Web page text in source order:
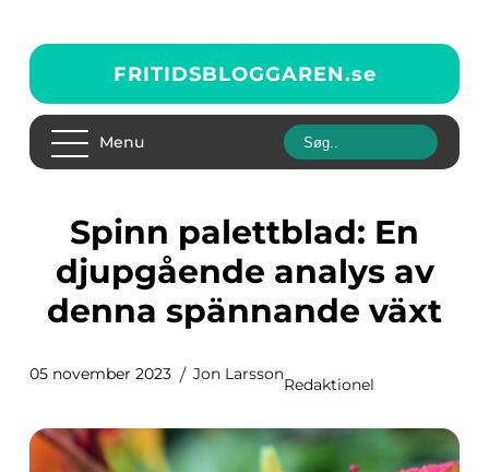
FRITIDSBLOGGAREN.se
Menu
Spinn palettblad: En
djupgående analys av
denna spännande växt
05 november 2023 Jon Larsson
Redaktionel